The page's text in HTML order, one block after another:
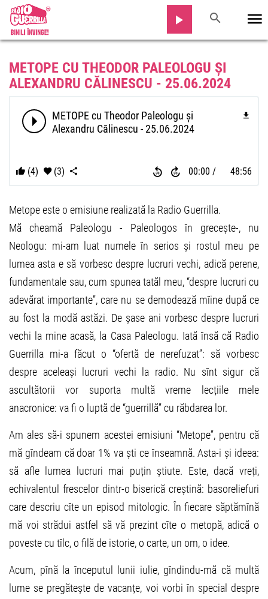
METOPE CU THEODOR PALEOLOGU ȘI
ALEXANDRU CĂLINESCU - 25.06.2024
00:00 48:56
METOPE cu Theodor Paleologu și
Alexandru Călinescu - 25.06.2024
(4) (3)
Metope este o emisiune realizată la Radio Guerrilla.
Mă cheamă Paleologu - Paleologos în grecește-, nu
Neologu: mi-am luat numele în serios și rostul meu pe
lumea asta e să vorbesc despre lucruri vechi, adică perene,
fundamentale sau, cum spunea tatăl meu, “despre lucruri cu
adevărat importante”, care nu se demodează mîine după ce
au fost la modă astăzi. De șase ani vorbesc despre lucruri
vechi la mine acasă, la Casa Paleologu. Iată însă că Radio
Guerrilla mi-a făcut o “ofertă de nerefuzat”: să vorbesc
despre aceleași lucruri vechi la radio. Nu sînt sigur că
ascultătorii vor suporta multă vreme lecțiile mele
anacronice: va fi o luptă de “guerrillă” cu răbdarea lor.
Am ales să-i spunem acestei emisiuni “Metope”, pentru că
mă gîndeam că doar 1% va ști ce înseamnă. Asta-i și ideea:
să afle lumea lucruri mai puțin știute. Este, dacă vreți,
echivalentul frescelor dintr-o biserică creștină: basoreliefuri
care descriu cîte un episod mitologic. În fiecare săptămînă
mă voi strădui astfel să vă prezint cîte o metopă, adică o
poveste cu tîlc, o filă de istorie, o carte, un om, o idee.
Acum, pînă la începutul lunii iulie, gîndindu-mă că multă
lume se pregătește de vacanțe, voi vorbi în special despre